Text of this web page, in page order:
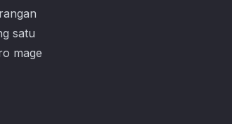
satu
mage